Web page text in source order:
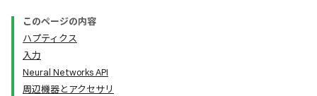
このページの内容
ハプティクス
入力
Neural Networks API
周辺機器とアクセサリ